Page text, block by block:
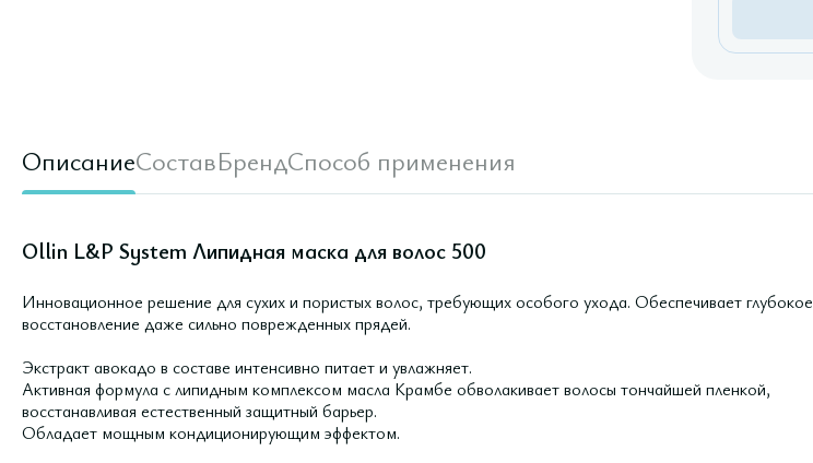
ОписаниеСоставБрендСпособ применения
Ollin L&P System Липидная маска для волос 500
Инновационное решение для сухих и пористых волос, требующих особого ухода. Обеспечивает глубокое
восстановление даже сильно поврежденных прядей.
Экстракт авокадо в составе интенсивно питает и увлажняет.
Активная формула с липидным комплексом масла Крамбе обволакивает волосы тончайшей пленкой,
восстанавливая естественный защитный барьер.
Обладает мощным кондиционирующим эффектом.